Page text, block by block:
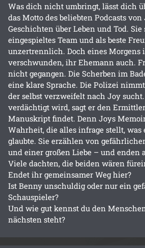
Was dich nicht umbringt, lässt dich
das Motto des beliebten Podcasts
Geschichten über Leben und Tod.
eingespieltes Team und als beste
unzertrennlich. Doch eines Morgens
verschwunden, ihr Ehemann auch.
nicht gegangen. Die Scherben im
eine klare Sprache. Die Polizei
der selbst verzweifelt nach Joy
verdächtigt wird, sagt er den
Manuskript findet. Denn Joys
Wahrheit, die alles infrage stellt, was
glaubte. Sie erzählen von
und einer großen Liebe – und enden
Viele dachten, die beiden wären
Endet ihr gemeinsamer Weg hier?
Ist Benny unschuldig oder nur ein
Schauspieler?
Und wie gut kennst du den
nächsten steht?